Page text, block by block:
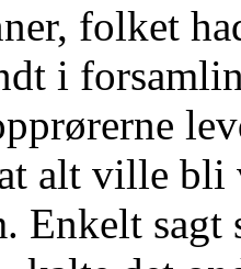
folket
i
alt ville
Enkelt sagt